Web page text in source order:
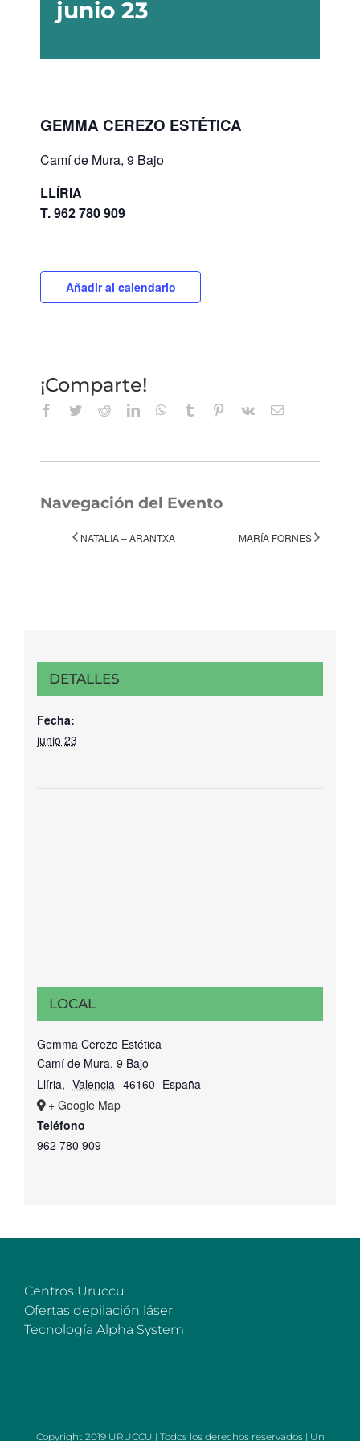
junio 23
GEMMA CEREZO ESTÉTICA
Camí de Mura, 9 Bajo
LLÍRIA
T. 962 780 909
Añadir al calendario
¡Comparte!
Facebook
TwitterRedditLinkedInWhatsApp
Tumblr Pinterest
Vk
Correo
Navegación del Evento
NATALIA – ARANTXA MARÍA FORNES
DETALLES
Fecha:
junio 23
LOCAL
Gemma Cerezo Estética
Camí de Mura, 9 Bajo
Llíria, Valencia 46160 España
+ Google Map
Teléfono
962 780 909
Centros Uruccu
Ofertas depilación láser
Tecnología Alpha System
Copyright 2019 URUCCU | Todos los derechos reservados | Un